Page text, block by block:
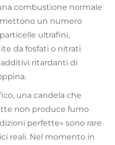
combustione normale
un numero
ultrafini,
da fosfati o nitrati
ritardanti di
una candela che
non produce fumo
perfette» sono rare
reali. Nel momento in